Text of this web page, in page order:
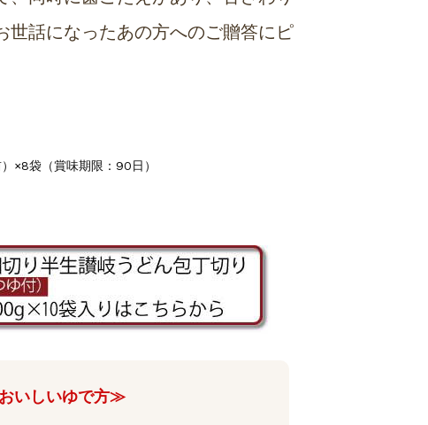
世話になったあの方へのご贈答にピ
×8袋（賞味期限：90日）
いしいゆで方≫